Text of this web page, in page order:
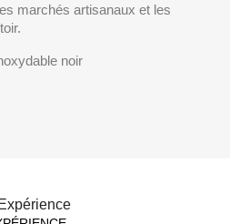
marchés artisanaux et les
noir